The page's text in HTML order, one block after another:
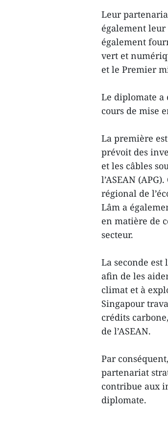
Leur
également
également
vert et
et le Premier
Le diplomate
cours de mise
La première
prévoit des
et les câbles
l’ASEAN
régional de
Lâm a
en matière de
secteur.
La seconde
afin de les
climat et à
Singapour
crédits
de l’ASEAN.
Par
partenariat
contribue aux
diplomate.